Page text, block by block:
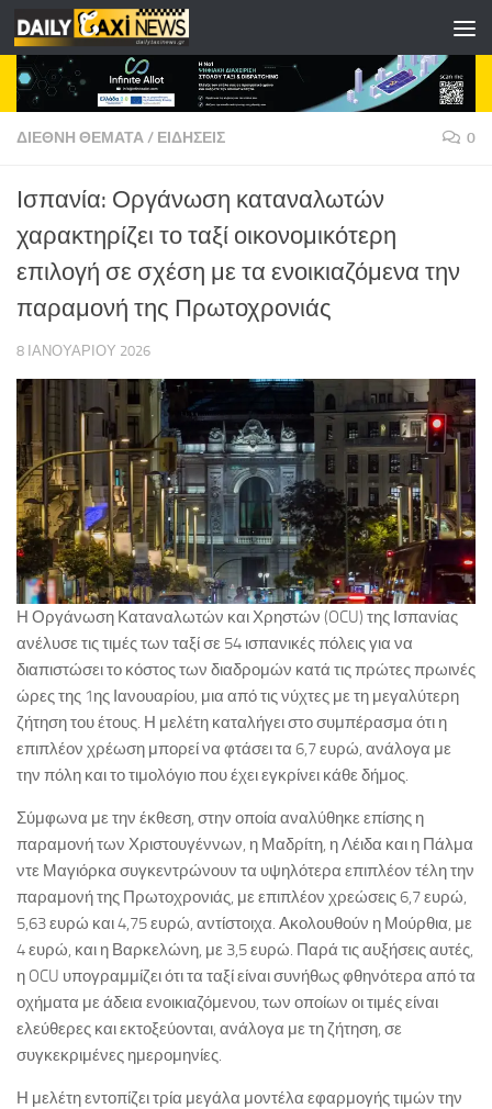
Skip to content
ΔΙΕΘΝΗ ΘΕΜΑΤΑ/ ΕΙΔΗΣΕΙΣ 0
Ισπανία: Οργάνωση καταναλωτών
χαρακτηρίζει το ταξί οικονομικότερη
επιλογή σε σχέση με τα ενοικιαζόμενα την
παραμονή της Πρωτοχρονιάς
8 ΙΑΝΟΥΑΡΊΟΥ 2026
Η Οργάνωση Καταναλωτών και Χρηστών (OCU) της Ισπανίας
ανέλυσε τις τιμές των ταξί σε 54 ισπανικές πόλεις για να
διαπιστώσει το κόστος των διαδρομών κατά τις πρώτες πρωινές
ώρες της 1ης Ιανουαρίου, μια από τις νύχτες με τη μεγαλύτερη
ζήτηση του έτους. Η μελέτη καταλήγει στο συμπέρασμα ότι η
επιπλέον χρέωση μπορεί να φτάσει τα 6,7 ευρώ, ανάλογα με
την πόλη και το τιμολόγιο που έχει εγκρίνει κάθε δήμος.
Σύμφωνα με την έκθεση, στην οποία αναλύθηκε επίσης η
παραμονή των Χριστουγέννων, η Μαδρίτη, η Λέιδα και η Πάλμα
ντε Μαγιόρκα συγκεντρώνουν τα υψηλότερα επιπλέον τέλη την
παραμονή της Πρωτοχρονιάς, με επιπλέον χρεώσεις 6,7 ευρώ,
5,63 ευρώ και 4,75 ευρώ, αντίστοιχα. Ακολουθούν η Μούρθια, με
4 ευρώ, και η Βαρκελώνη, με 3,5 ευρώ. Παρά τις αυξήσεις αυτές,
η OCU υπογραμμίζει ότι τα ταξί είναι συνήθως φθηνότερα από τα
οχήματα με άδεια ενοικιαζόμενου, των οποίων οι τιμές είναι
ελεύθερες και εκτοξεύονται, ανάλογα με τη ζήτηση, σε
συγκεκριμένες ημερομηνίες.
Η μελέτη εντοπίζει τρία μεγάλα μοντέλα εφαρμογής τιμών την